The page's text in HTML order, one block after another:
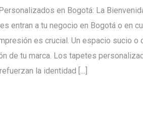
en Bogotá: La
entran a tu negocio en Bogotá o en
es crucial. Un espacio sucio
de tu marca. Los tapetes
la identidad […]